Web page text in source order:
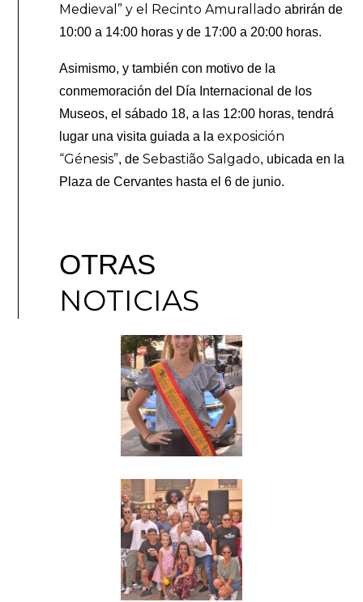
Medieval” y el Recinto Amurallado abrirán de
10:00 a 14:00 horas y de 17:00 a 20:00 horas.
Asimismo, y también con motivo de la
conmemoración del Día Internacional de los
Museos, el sábado 18, a las 12:00 horas, tendrá
lugar una visita guiada a laexposición
“Génesis”, deSebastião Salgado, ubicada en la
Plaza de Cervantes hasta el 6 de junio.
OTRAS
NOTICIAS